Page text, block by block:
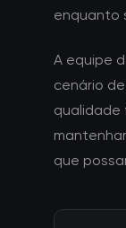
enquanto
A equipe
cenário
qualidade
que